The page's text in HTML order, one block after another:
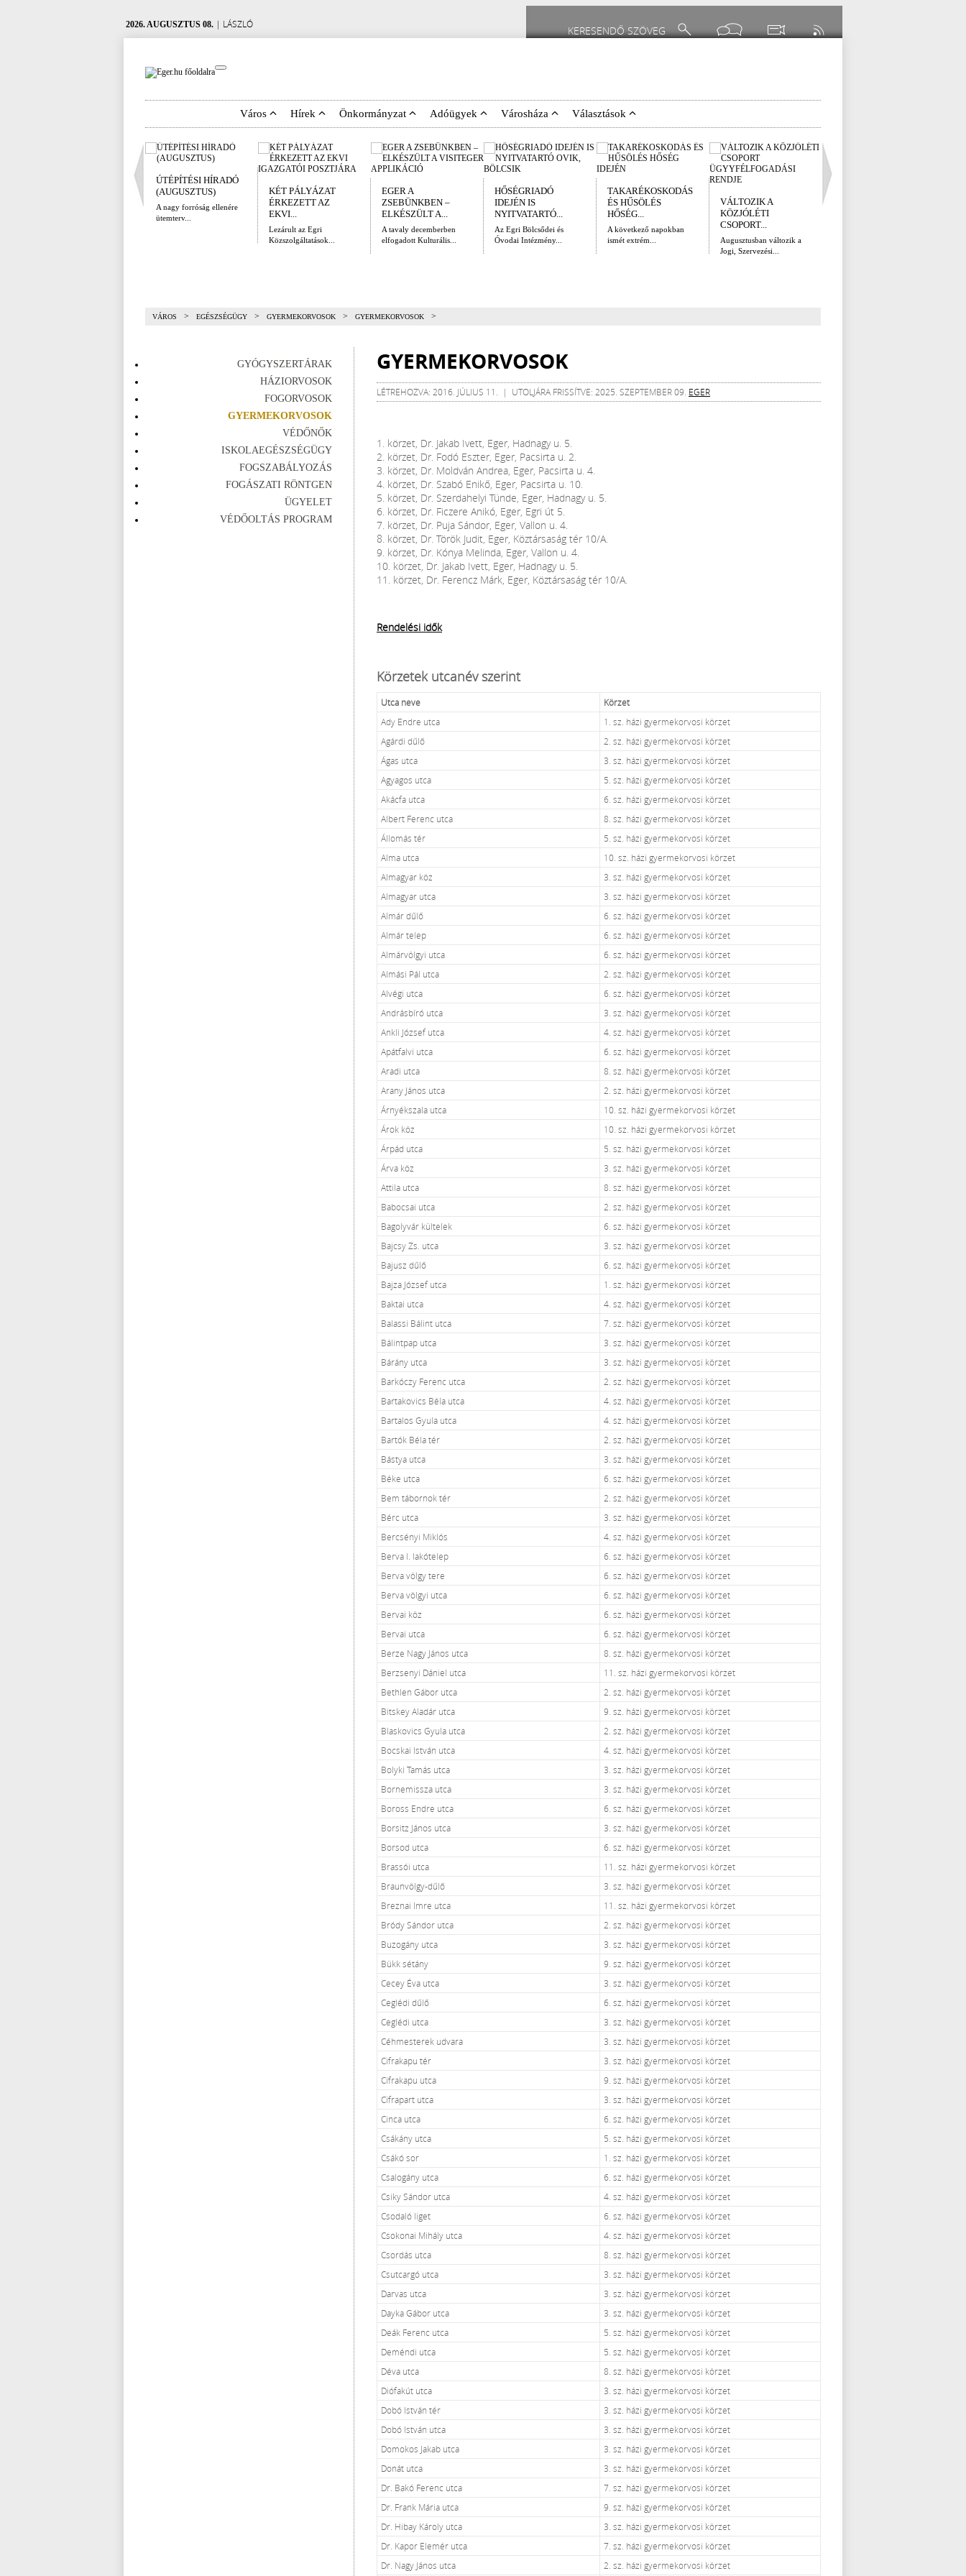
2026. AUGUSZTUS 08. | LÁSZLÓ
Város Hírek Önkormányzat Adóügyek Városháza Választások
ÚTÉPÍTÉSI HÍRADÓ
(AUGUSZTUS)
A nagy forróság ellenére
ütemterv...
KÉT PÁLYÁZAT
ÉRKEZETT AZ
EKVI...
Lezárult az Egri
Közszolgáltatások...
EGER A
ZSEBÜNKBEN –
ELKÉSZÜLT A...
A tavaly decemberben
elfogadott Kulturális...
HŐSÉGRIADÓ
IDEJÉN IS
NYITVATARTÓ...
Az Egri Bölcsődei és
Óvodai Intézmény...
TAKARÉKOSKODÁS
ÉS HŰSÖLÉS
HŐSÉG...
A következő napokban
ismét extrém...
VÁLTOZIK A
KÖZJÓLÉTI
CSOPORT...
Augusztusban változik a
Jogi, Szervezési...
VÁROS > EGÉSZSÉGÜGY > GYERMEKORVOSOK > GYERMEKORVOSOK >
GYÓGYSZERTÁRAK
HÁZIORVOSOK
FOGORVOSOK
GYERMEKORVOSOK
VÉDŐNŐK
ISKOLAEGÉSZSÉGÜGY
FOGSZABÁLYOZÁS
FOGÁSZATI RÖNTGEN
ÜGYELET
VÉDŐOLTÁS PROGRAM
GYERMEKORVOSOK
LÉTREHOZVA: 2016. JÚLIUS 11. | UTOLJÁRA FRISSÍTVE: 2025. SZEPTEMBER 09. EGER
1. körzet, Dr. Jakab Ivett, Eger, Hadnagy u. 5.
2. körzet, Dr. Fodó Eszter, Eger, Pacsirta u. 2.
3. körzet, Dr. Moldván Andrea, Eger, Pacsirta u. 4.
4. körzet, Dr. Szabó Enikő, Eger, Pacsirta u. 10.
5. körzet, Dr. Szerdahelyi Tünde, Eger, Hadnagy u. 5.
6. körzet, Dr. Ficzere Anikó, Eger, Egri út 5.
7. körzet, Dr. Puja Sándor, Eger, Vallon u. 4.
8. körzet, Dr. Török Judit, Eger, Köztársaság tér 10/A.
9. körzet, Dr. Kónya Melinda, Eger, Vallon u. 4.
10. körzet, Dr. Jakab Ivett, Eger, Hadnagy u. 5.
11. körzet, Dr. Ferencz Márk, Eger, Köztársaság tér 10/A.
Rendelési idők
Körzetek utcanév szerint
Utca neve
Körzet
Ady Endre utca
1. sz. házi gyermekorvosi körzet
Agárdi dűlő
2. sz. házi gyermekorvosi körzet
Ágas utca
3. sz. házi gyermekorvosi körzet
Agyagos utca
5. sz. házi gyermekorvosi körzet
Akácfa utca
6. sz. házi gyermekorvosi körzet
Albert Ferenc utca
8. sz. házi gyermekorvosi körzet
Állomás tér
5. sz. házi gyermekorvosi körzet
Alma utca
10. sz. házi gyermekorvosi körzet
Almagyar köz
3. sz. házi gyermekorvosi körzet
Almagyar utca
3. sz. házi gyermekorvosi körzet
Almár dűlő
6. sz. házi gyermekorvosi körzet
Almár telep
6. sz. házi gyermekorvosi körzet
Almárvölgyi utca
6. sz. házi gyermekorvosi körzet
Almási Pál utca
2. sz. házi gyermekorvosi körzet
Alvégi utca
6. sz. házi gyermekorvosi körzet
Andrásbíró utca
3. sz. házi gyermekorvosi körzet
Ankli József utca
4. sz. házi gyermekorvosi körzet
Apátfalvi utca
6. sz. házi gyermekorvosi körzet
Aradi utca
8. sz. házi gyermekorvosi körzet
Arany János utca
2. sz. házi gyermekorvosi körzet
Árnyékszala utca
10. sz. házi gyermekorvosi körzet
Árok köz
10. sz. házi gyermekorvosi körzet
Árpád utca
5. sz. házi gyermekorvosi körzet
Árva köz
3. sz. házi gyermekorvosi körzet
Attila utca
8. sz. házi gyermekorvosi körzet
Babocsai utca
2. sz. házi gyermekorvosi körzet
Bagolyvár kültelek
6. sz. házi gyermekorvosi körzet
Bajcsy Zs. utca
3. sz. házi gyermekorvosi körzet
Bajusz dűlő
6. sz. házi gyermekorvosi körzet
Bajza József utca
1. sz. házi gyermekorvosi körzet
Baktai utca
4. sz. házi gyermekorvosi körzet
Balassi Bálint utca
7. sz. házi gyermekorvosi körzet
Bálintpap utca
3. sz. házi gyermekorvosi körzet
Bárány utca
3. sz. házi gyermekorvosi körzet
Barkóczy Ferenc utca
2. sz. házi gyermekorvosi körzet
Bartakovics Béla utca
4. sz. házi gyermekorvosi körzet
Bartalos Gyula utca
4. sz. házi gyermekorvosi körzet
Bartók Béla tér
2. sz. házi gyermekorvosi körzet
Bástya utca
3. sz. házi gyermekorvosi körzet
Béke utca
6. sz. házi gyermekorvosi körzet
Bem tábornok tér
2. sz. házi gyermekorvosi körzet
Bérc utca
3. sz. házi gyermekorvosi körzet
Bercsényi Miklós
4. sz. házi gyermekorvosi körzet
Berva I. lakótelep
6. sz. házi gyermekorvosi körzet
Berva völgy tere
6. sz. házi gyermekorvosi körzet
Berva völgyi utca
6. sz. házi gyermekorvosi körzet
Bervai köz
6. sz. házi gyermekorvosi körzet
Bervai utca
6. sz. házi gyermekorvosi körzet
Berze Nagy János utca
8. sz. házi gyermekorvosi körzet
Berzsenyi Dániel utca
11. sz. házi gyermekorvosi körzet
Bethlen Gábor utca
2. sz. házi gyermekorvosi körzet
Bitskey Aladár utca
9. sz. házi gyermekorvosi körzet
Blaskovics Gyula utca
2. sz. házi gyermekorvosi körzet
Bocskai István utca
4. sz. házi gyermekorvosi körzet
Bolyki Tamás utca
3. sz. házi gyermekorvosi körzet
Bornemissza utca
3. sz. házi gyermekorvosi körzet
Boross Endre utca
6. sz. házi gyermekorvosi körzet
Borsitz János utca
3. sz. házi gyermekorvosi körzet
Borsod utca
6. sz. házi gyermekorvosi körzet
Brassói utca
11. sz. házi gyermekorvosi körzet
Braunvölgy-dűlő
3. sz. házi gyermekorvosi körzet
Breznai Imre utca
11. sz. házi gyermekorvosi körzet
Bródy Sándor utca
2. sz. házi gyermekorvosi körzet
Buzogány utca
3. sz. házi gyermekorvosi körzet
Bükk sétány
9. sz. házi gyermekorvosi körzet
Cecey Éva utca
3. sz. házi gyermekorvosi körzet
Ceglédi dűlő
6. sz. házi gyermekorvosi körzet
Ceglédi utca
3. sz. házi gyermekorvosi körzet
Céhmesterek udvara
3. sz. házi gyermekorvosi körzet
Cifrakapu tér
3. sz. házi gyermekorvosi körzet
Cifrakapu utca
9. sz. házi gyermekorvosi körzet
Cifrapart utca
3. sz. házi gyermekorvosi körzet
Cinca utca
6. sz. házi gyermekorvosi körzet
Csákány utca
5. sz. házi gyermekorvosi körzet
Csákó sor
1. sz. házi gyermekorvosi körzet
Csalogány utca
6. sz. házi gyermekorvosi körzet
Csiky Sándor utca
4. sz. házi gyermekorvosi körzet
Csodaló liget
6. sz. házi gyermekorvosi körzet
Csokonai Mihály utca
4. sz. házi gyermekorvosi körzet
Csordás utca
8. sz. házi gyermekorvosi körzet
Csutcargó utca
3. sz. házi gyermekorvosi körzet
Darvas utca
3. sz. házi gyermekorvosi körzet
Dayka Gábor utca
3. sz. házi gyermekorvosi körzet
Deák Ferenc utca
5. sz. házi gyermekorvosi körzet
Deméndi utca
5. sz. házi gyermekorvosi körzet
Déva utca
8. sz. házi gyermekorvosi körzet
Diófakút utca
3. sz. házi gyermekorvosi körzet
Dobó István tér
3. sz. házi gyermekorvosi körzet
Dobó István utca
3. sz. házi gyermekorvosi körzet
Domokos Jakab utca
3. sz. házi gyermekorvosi körzet
Donát utca
3. sz. házi gyermekorvosi körzet
Dr. Bakó Ferenc utca
7. sz. házi gyermekorvosi körzet
Dr. Frank Mária utca
9. sz. házi gyermekorvosi körzet
Dr. Hibay Károly utca
3. sz. házi gyermekorvosi körzet
Dr. Kapor Elemér utca
7. sz. házi gyermekorvosi körzet
Dr. Nagy János utca
2. sz. házi gyermekorvosi körzet